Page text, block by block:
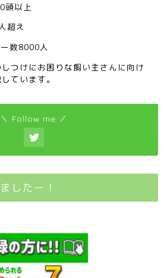
頭以上
超え
数8000人
つけにお困りな飼い主さんに向け
ています。
＼ Follow me ／
したー！